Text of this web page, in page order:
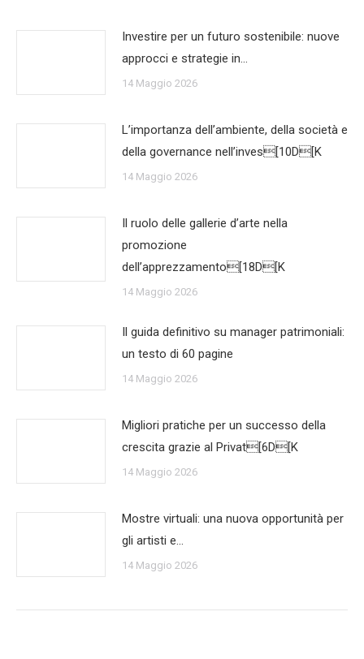
Investire per un futuro sostenibile: nuove
approcci e strategie in…
14 Maggio 2026
L’importanza dell’ambiente, della società e
della governance nell’inves[10D[K
14 Maggio 2026
Il ruolo delle gallerie d’arte nella
promozione
dell’apprezzamento[18D[K
14 Maggio 2026
Il guida definitivo su manager patrimoniali:
un testo di 60 pagine
14 Maggio 2026
Migliori pratiche per un successo della
crescita grazie al Privat[6D[K
14 Maggio 2026
Mostre virtuali: una nuova opportunità per
gli artisti e…
14 Maggio 2026